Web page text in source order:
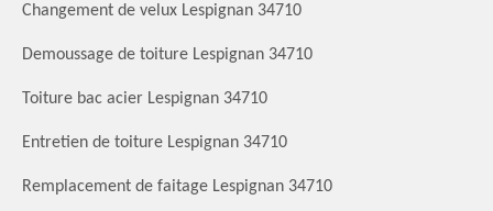
Changement de velux Lespignan 34710
Demoussage de toiture Lespignan 34710
Toiture bac acier Lespignan 34710
Entretien de toiture Lespignan 34710
Remplacement de faitage Lespignan 34710